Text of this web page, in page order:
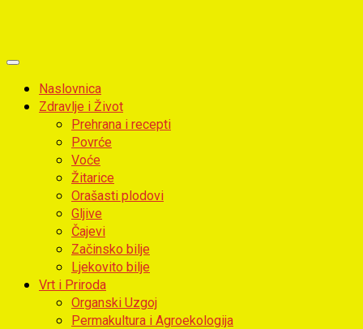
Primary
MenuNaslovnica
Zdravlje i Život
Prehrana i recepti
Povrće
Voće
Žitarice
Orašasti plodovi
Gljive
Čajevi
Začinsko bilje
Ljekovito bilje
Vrt i Priroda
Organski Uzgoj
Permakultura i Agroekologija